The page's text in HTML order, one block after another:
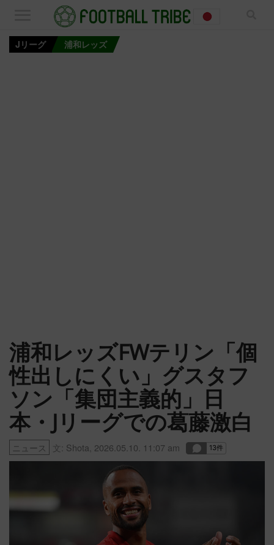
Jリーグ 浦和レッズ
浦和レッズFWテリン「個
性出しにくい」グスタフ
ソン「集団主義的」日
本・Jリーグでの葛藤激白
ニュース 文: Shota 2026.05.10. 11:07 am